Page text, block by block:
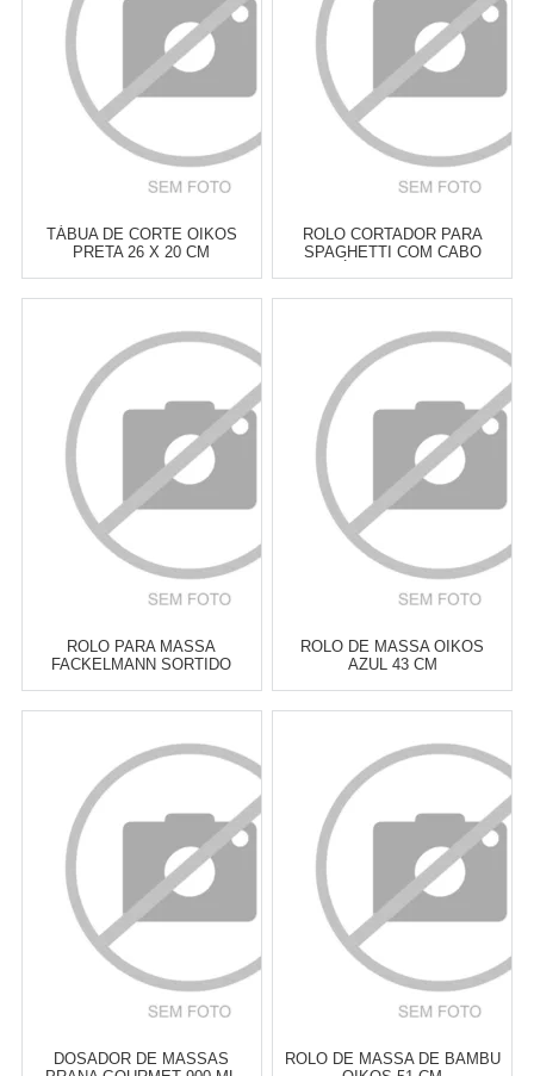
COMPRAR COMPRAR
TÁBUA DE CORTE OIKOS
PRETA 26 X 20 CM
Revendedor)
6 x de
Cat:UTENSÍLIOS &
FERRAMENTAS PARA ASSAR
COMPRAR
ROLO CORTADOR PARA
SPAGHETTI COM CABO
Revendedor)
6 x de
Cat:UTENSÍLIOS &
FERRAMENTAS PARA ASSAR
COMPRAR
ROLO PARA MASSA
FACKELMANN SORTIDO
Revendedor)
6 x de
Cat:UTENSÍLIOS &
FERRAMENTAS PARA ASSAR
COMPRAR
ROLO DE MASSA OIKOS
AZUL 43 CM
Revendedor)
6 x de
Cat:UTENSÍLIOS &
FERRAMENTAS PARA ASSAR
COMPRAR
DOSADOR DE MASSAS
ROLO DE MASSA DE BAMBU